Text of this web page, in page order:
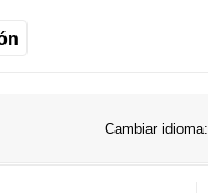
Cambiar idioma: